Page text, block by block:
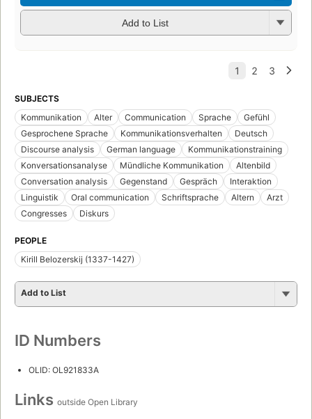
Add to List
SUBJECTS
Kommunikation
Alter Communication Sprache
Gefühl
Gesprochene Sprache
Kommunikationsverhalten
Deutsch
Discourse analysis
German language
Kommunikationstraining
Konversationsanalyse
Mündliche Kommunikation
Altenbild
Conversation analysis
Gegenstand Gespräch
Interaktion
Linguistik
Oral communication Schriftsprache Altern
Arzt
Congresses
Diskurs
PEOPLE
Kirill Belozerskij (1337-1427)
Add to List
ID Numbers
OLID: OL921833A
Links outside Open Library